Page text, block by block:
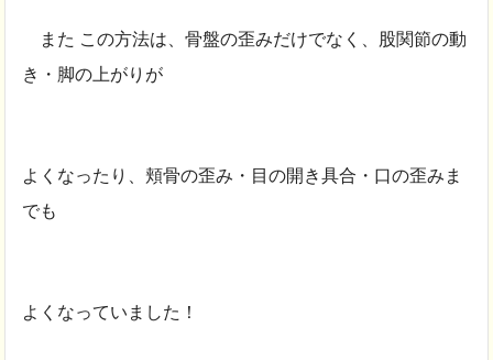
また この方法は、骨盤の歪みだけでなく、股関節の動
き・脚の上がりが
よくなったり、頬骨の歪み・目の開き具合・口の歪みま
でも
よくなっていました！